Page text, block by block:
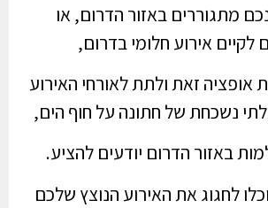
מתגוררים באזור הדרום, או
לקיים אירוע חלומי בדרום,
אופציה זאת ולתת לאורחי האירוע
נשכחת של חתונה על חוף הים,
באזור הדרום יודעים להציע.
לחגוג את האירוע הנוצץ שלכם